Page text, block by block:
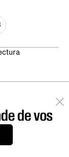
de vos